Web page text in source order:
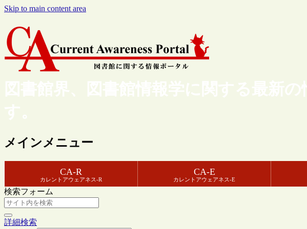
Skip to main content area
図書館界、図書館情報学に関する最新
す。
メインメニュー
CA-R
カレントアウェアネス-R
CA-E
カレントアウェアネス-E
検索フォーム
詳細検索